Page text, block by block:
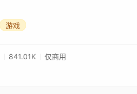
游戏
841.01K 仅商用